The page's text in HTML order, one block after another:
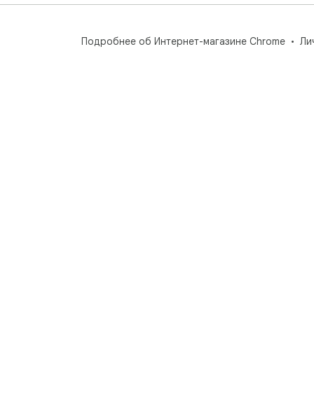
Подробнее об Интернет-магазине Chrome